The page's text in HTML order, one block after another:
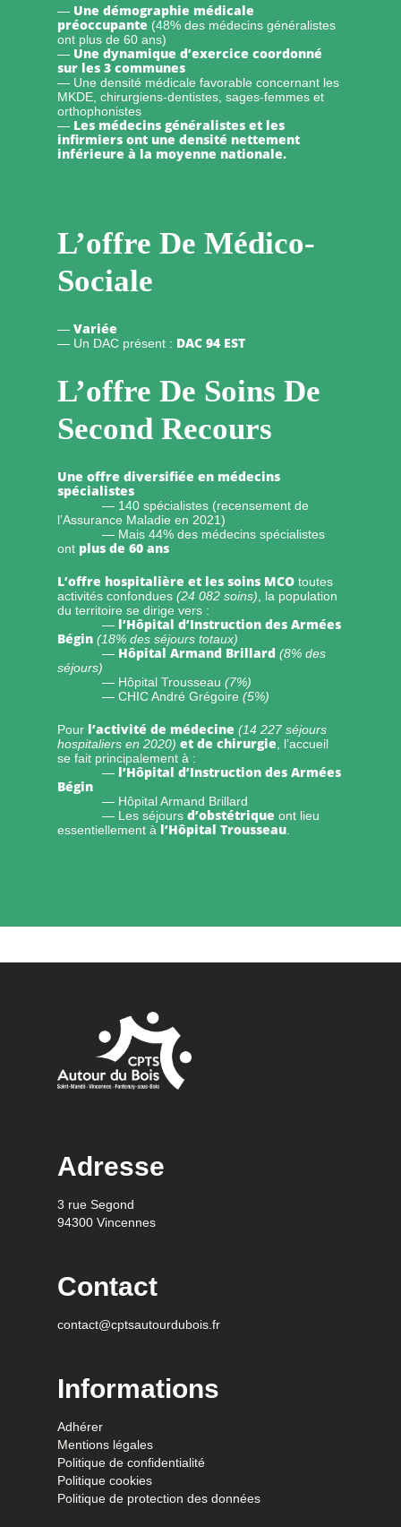
— Une démographie médicale
préoccupante (48% des médecins généralistes
ont plus de 60 ans)
— Une dynamique d’exercice coordonné
sur les 3 communes
— Une densité médicale favorable concernant les
MKDE, chirurgiens-dentistes, sages-femmes et
orthophonistes
— Les médecins généralistes et les
infirmiers ont une densité nettement
inférieure à la moyenne nationale.
L’offre De Médico-
Sociale
—Variée
— Un DAC présent : DAC 94 EST
L’offre De Soins De
Second Recours
Une offre diversifiée en médecins
spécialistes
— 140 spécialistes (recensement de
l’Assurance Maladie en 2021)
— Mais 44% des médecins spécialistes
ont plus de 60 ans
L’offre hospitalière et les soins MCO toutes
activités confondues(24 082 soins) , la population
du territoire se dirige vers :
— l’Hôpital d’Instruction des Armées
Bégin (18% des séjours totaux)
— Hôpital Armand Brillard (8% des
séjours)
— Hôpital Trousseau(7%)
— CHIC André Grégoire(5%)
Pour l’activité de médecine (14 227 séjours
hospitaliers en 2020) et de chirurgie , l’accueil
se fait principalement à :
— l’Hôpital d’Instruction des Armées
Bégin
— Hôpital Armand Brillard
— Les séjoursd’obstétrique ont lieu
essentiellement à l’Hôpital Trousseau
Adresse
3 rue Segond
94300 Vincennes
Contact
contact@cptsautourdubois.fr
Informations
Adhérer
Mentions légales
Politique de confidentialité
Politique cookies
Politique de protection des données